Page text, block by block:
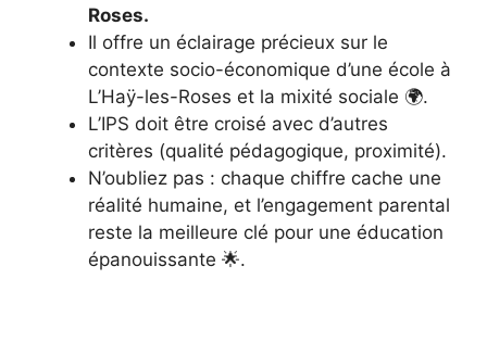
Roses.
Il offre un éclairage précieux sur le
contexte socio-économique d’une école à
L’Haÿ-les-Roses et la mixité sociale 🌍.
L’IPS doit être croisé avec d’autres
critères (qualité pédagogique, proximité).
N’oubliez pas : chaque chiffre cache une
réalité humaine, et l’engagement parental
reste la meilleure clé pour une éducation
épanouissante 🌟.